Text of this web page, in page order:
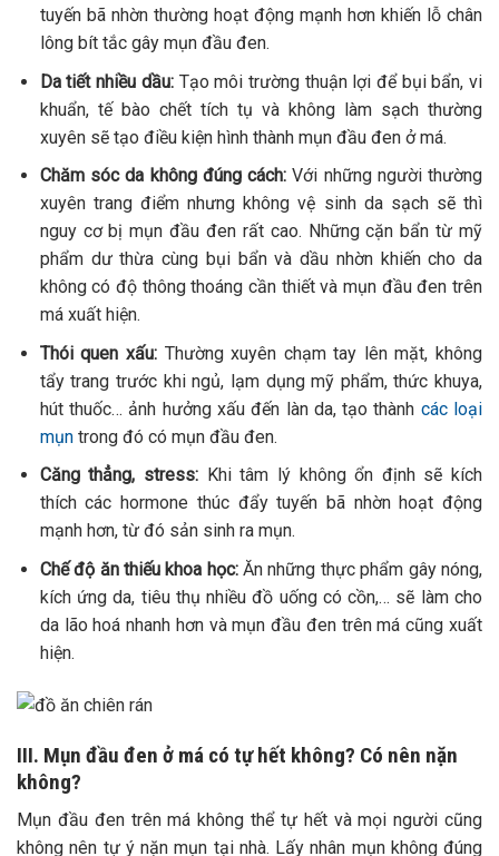
tuyến bã nhờn thường hoạt động mạnh hơn khiến lỗ chân
lông bít tắc gây mụn đầu đen.
Da tiết nhiều dầu:Tạo môi trường thuận lợi để bụi bẩn, vi
khuẩn, tế bào chết tích tụ và không làm sạch thường
xuyên sẽ tạo điều kiện hình thành mụn đầu đen ở má.
Chăm sóc da không đúng cách: Với những người thường
xuyên trang điểm nhưng không vệ sinh da sạch sẽ thì
nguy cơ bị mụn đầu đen rất cao. Những cặn bẩn từ mỹ
phẩm dư thừa cùng bụi bẩn và dầu nhờn khiến cho da
không có độ thông thoáng cần thiết và mụn đầu đen trên
má xuất hiện.
Thói quen xấu:Thường xuyên chạm tay lên mặt, không
tẩy trang trước khi ngủ, lạm dụng mỹ phẩm, thức khuya,
hút thuốc… ảnh hưởng xấu đến làn da, tạo thành các loại
mụntrong đó có mụn đầu đen.
Căng thẳng, stress: Khi tâm lý không ổn định sẽ kích
thích các hormone thúc đẩy tuyến bã nhờn hoạt động
mạnh hơn, từ đó sản sinh ra mụn.
Chế độ ăn thiếu khoa học:Ăn những thực phẩm gây nóng,
kích ứng da, tiêu thụ nhiều đồ uống có cồn,… sẽ làm cho
da lão hoá nhanh hơn và mụn đầu đen trên má cũng xuất
hiện.
III. Mụn đầu đen ở má có tự hết không? Có nên nặn
không?
Mụn đầu đen trên má không thể tự hết và mọi người cũng
không nên tự ý nặn mụn tại nhà. Lấy nhân mụn không đúng